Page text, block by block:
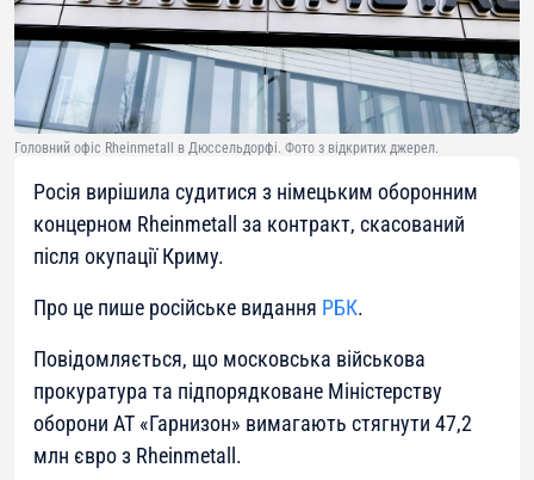
Головний офіс Rheinmetall в Дюссельдорфі. Фото з відкритих джерел.
Росія вирішила судитися з німецьким оборонним
концерном Rheinmetall за контракт, скасований
після окупації Криму.
Про це пише російське видання РБК.
Повідомляється, що московська військова
прокуратура та підпорядковане Міністерству
оборони АТ «Гарнизон» вимагають стягнути 47,2
млн євро з Rheinmetall.